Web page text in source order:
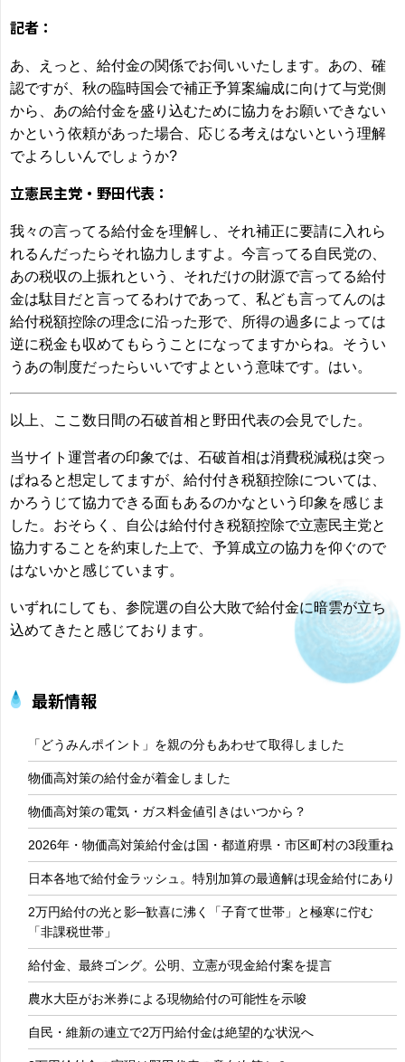
記者：
あ、えっと、給付金の関係でお伺いいたします。あの、確
認ですが、秋の臨時国会で補正予算案編成に向けて与党側
から、あの給付金を盛り込むために協力をお願いできない
かという依頼があった場合、応じる考えはないという理解
でよろしいんでしょうか?
立憲民主党・野田代表：
我々の言ってる給付金を理解し、それ補正に要請に入れら
れるんだったらそれ協力しますよ。今言ってる自民党の、
あの税収の上振れという、それだけの財源で言ってる給付
金は駄目だと言ってるわけであって、私ども言ってんのは
給付税額控除の理念に沿った形で、所得の過多によっては
逆に税金も収めてもらうことになってますからね。そうい
うあの制度だったらいいですよという意味です。はい。
以上、ここ数日間の石破首相と野田代表の会見でした。
当サイト運営者の印象では、石破首相は消費税減税は突っ
ぱねると想定してますが、給付付き税額控除については、
かろうじて協力できる面もあるのかなという印象を感じま
した。おそらく、自公は給付付き税額控除で立憲民主党と
協力することを約束した上で、予算成立の協力を仰ぐので
はないかと感じています。
いずれにしても、参院選の自公大敗で給付金に暗雲が立ち
込めてきたと感じております。
最新情報
「どうみんポイント」を親の分もあわせて取得しました
物価高対策の給付金が着金しました
物価高対策の電気・ガス料金値引きはいつから？
2026年・物価高対策給付金は国・都道府県・市区町村の3段重ね
日本各地で給付金ラッシュ。特別加算の最適解は現金給付にあり
2万円給付の光と影─歓喜に沸く「子育て世帯」と極寒に佇む
「非課税世帯」
給付金、最終ゴング。公明、立憲が現金給付案を提言
農水大臣がお米券による現物給付の可能性を示唆
自民・維新の連立で2万円給付金は絶望的な状況へ